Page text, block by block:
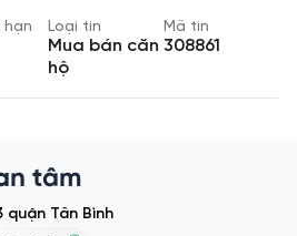
hạn Loại tin
Mua bán căn
hộ
Mã tin
308861
tâm
quận Tân Bình